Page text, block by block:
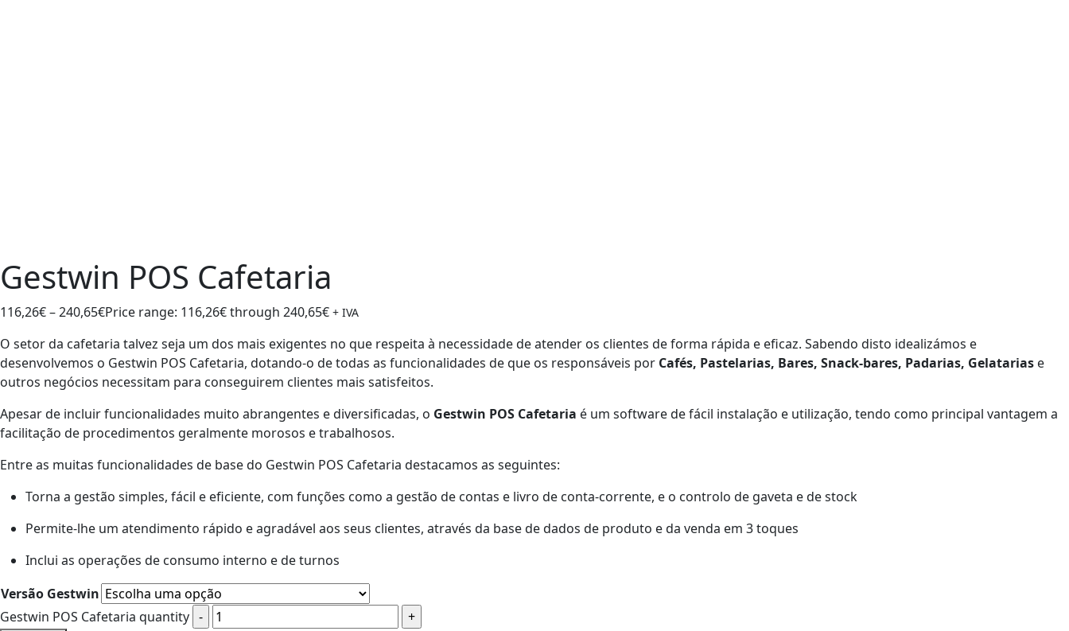
Gestwin POS Cafetaria
116,26€–240,65€Price range: 116,26€ through 240,65€ + IVA
O setor da cafetaria talvez seja um dos mais exigentes no que respeita à necessidade de atender os clientes de forma rápida e eficaz. Sabendo disto idealizámos e
desenvolvemos o Gestwin POS Cafetaria, dotando-o de todas as funcionalidades de que os responsáveis por Cafés, Pastelarias, Bares, Snack-bares, Padarias, Gelatarias e
outros negócios necessitam para conseguirem clientes mais satisfeitos.
Apesar de incluir funcionalidades muito abrangentes e diversificadas, o Gestwin POS Cafetaria é um software de fácil instalação e utilização, tendo como principal vantagem a
facilitação de procedimentos geralmente morosos e trabalhosos.
Entre as muitas funcionalidades de base do Gestwin POS Cafetaria destacamos as seguintes:
Torna a gestão simples, fácil e eficiente, com funções como a gestão de contas e livro de conta-corrente, e o controlo de gaveta e de stock
Permite-lhe um atendimento rápido e agradável aos seus clientes, através da base de dados de produto e da venda em 3 toques
Inclui as operações de consumo interno e de turnos
Versão Gestwin
Gestwin POS Cafetaria quantity